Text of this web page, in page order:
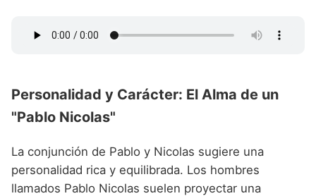
Personalidad y Carácter: El Alma de un
"Pablo Nicolas"
La conjunción de Pablo y Nicolas sugiere una
personalidad rica y equilibrada. Los hombres
llamados Pablo Nicolas suelen proyectar una